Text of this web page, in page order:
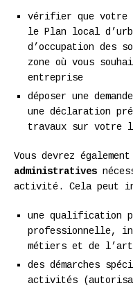
vérifier que votre
le Plan local
d’occupation des
zone où vous
entreprise
déposer une
une déclaration
travaux sur votre
Vous devrez
administratives
activité. Cela peut
une qualification
professionnelle,
métiers et de
des démarches
activités